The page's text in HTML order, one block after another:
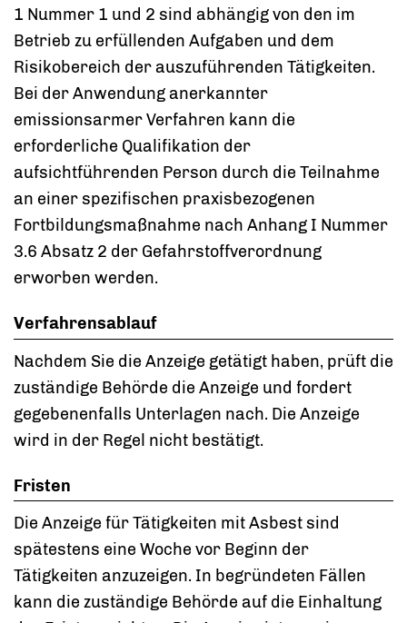
1 Nummer 1 und 2 sind abhängig von den im
Betrieb zu erfüllenden Aufgaben und dem
Risikobereich der auszuführenden Tätigkeiten.
Bei der Anwendung anerkannter
emissionsarmer Verfahren kann die
erforderliche Qualifikation der
aufsichtführenden Person durch die Teilnahme
an einer spezifischen praxisbezogenen
Fortbildungsmaßnahme nach Anhang I Nummer
3.6 Absatz 2 der Gefahrstoffverordnung
erworben werden.
Verfahrensablauf
Nachdem Sie die Anzeige getätigt haben, prüft die
zuständige Behörde die Anzeige und fordert
gegebenenfalls Unterlagen nach. Die Anzeige
wird in der Regel nicht bestätigt.
Fristen
Die Anzeige für Tätigkeiten mit Asbest sind
spätestens eine Woche vor Beginn der
Tätigkeiten anzuzeigen. In begründeten Fällen
kann die zuständige Behörde auf die Einhaltung